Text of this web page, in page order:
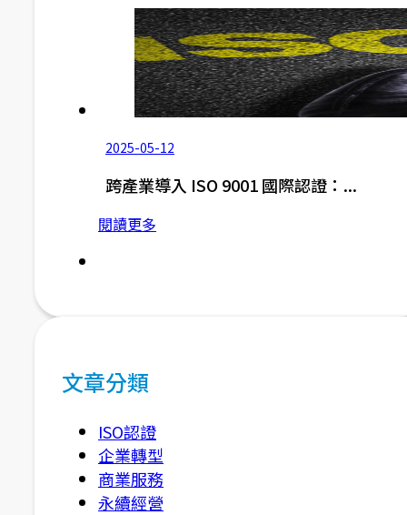
2025-05-12
跨產業導入 ISO 9001 國際認證：...
閱讀更多
文章分類
ISO認證
企業轉型
商業服務
永續經營